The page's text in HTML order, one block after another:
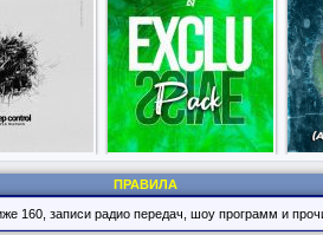
ПРАВИЛА
160, записи радио передач, шоу программ и